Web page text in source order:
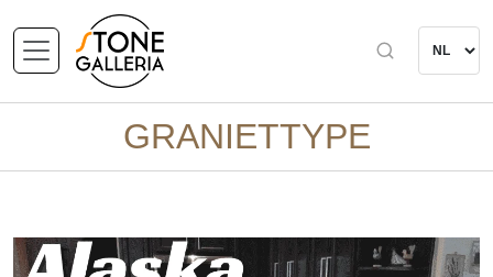
GRANIETTYPE